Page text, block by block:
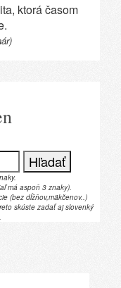
ktorá časom
Hľadať
má aspoň 3 znaky).
(bez dĺžňov,mäkčenov..)
skúste zadať aj slovenký